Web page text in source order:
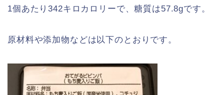
1個あたり342キロカロリーで、糖質は57.8gです。
原材料や添加物などは以下のとおりです。